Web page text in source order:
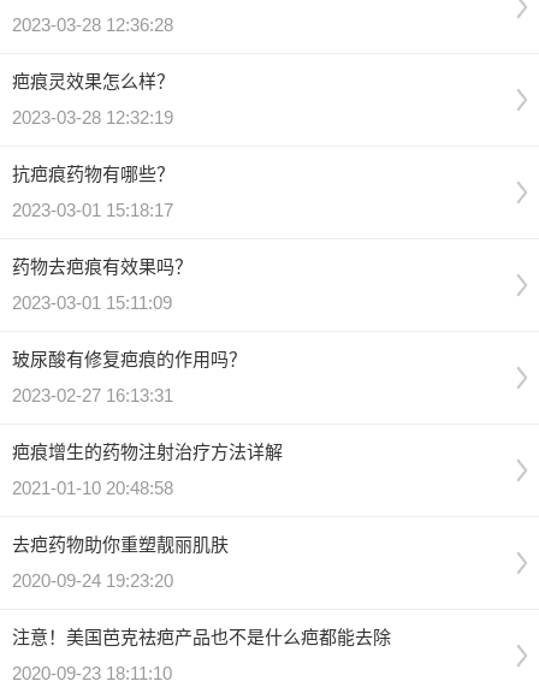
2023-03-28 12:36:28
疤痕灵效果怎么样？
2023-03-28 12:32:19
抗疤痕药物有哪些？
2023-03-01 15:18:17
药物去疤痕有效果吗？
2023-03-01 15:11:09
玻尿酸有修复疤痕的作用吗？
2023-02-27 16:13:31
疤痕增生的药物注射治疗方法详解
2021-01-10 20:48:58
去疤药物助你重塑靓丽肌肤
2020-09-24 19:23:20
注意！美国芭克祛疤产品也不是什么疤都能去除
2020-09-23 18:11:10